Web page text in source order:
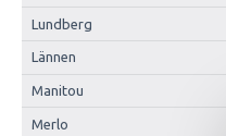
Lundberg
Lännen
Manitou
Merlo